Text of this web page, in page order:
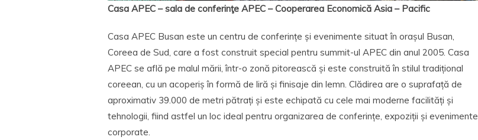
Casa APEC – sala de conferinţe APEC – Cooperarea Economică Asia – Pacific
Casa APEC Busan este un centru de conferințe și evenimente situat în orașul Busan,
Coreea de Sud, care a fost construit special pentru summit-ul APEC din anul 2005. Casa
APEC se află pe malul mării, într-o zonă pitorească și este construită în stilul tradițional
coreean, cu un acoperiș în formă de liră și finisaje din lemn. Clădirea are o suprafață de
aproximativ 39.000 de metri pătrați și este echipată cu cele mai moderne facilități și
tehnologii, fiind astfel un loc ideal pentru organizarea de conferințe, expoziții și evenimente
corporate.